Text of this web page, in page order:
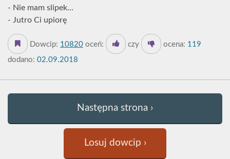
- Nie mam slipek...
- Jutro Ci upiorę
Dowcip: 10820 oceń: czy ocena: 119
dodano: 02.09.2018
Następna strona ›
Losuj dowcip ›